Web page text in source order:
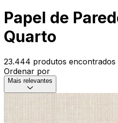
Papel de
Quarto
23.444 produtos encontrados
Ordenar por
Mais relevantes